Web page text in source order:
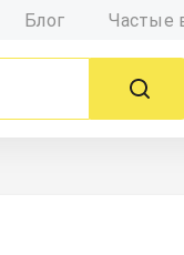
Блог Частые